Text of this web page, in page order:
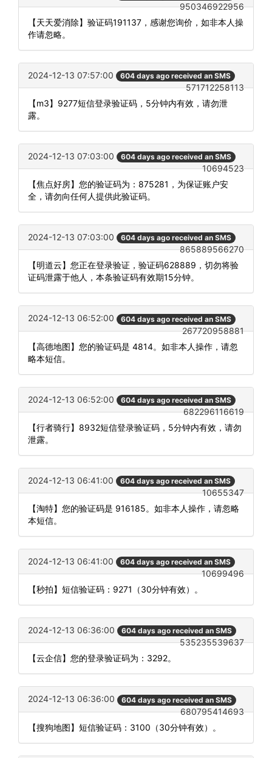
950346922956
【天天爱消除】验证码191137，感谢您询价，如非本人操
作请忽略。
2024-12-13 07:57:00 604 days ago received an SMS
571712258113
【m3】9277短信登录验证码，5分钟内有效，请勿泄
露。
2024-12-13 07:03:00 604 days ago received an SMS
10694523
【焦点好房】您的验证码为：875281，为保证账户安
全，请勿向任何人提供此验证码。
2024-12-13 07:03:00 604 days ago received an SMS
865889566270
【明道云】您正在登录验证，验证码628889，切勿将验
证码泄露于他人，本条验证码有效期15分钟。
2024-12-13 06:52:00 604 days ago received an SMS
267720958881
【高德地图】您的验证码是 4814。如非本人操作，请忽
略本短信。
2024-12-13 06:52:00 604 days ago received an SMS
682296116619
【行者骑行】8932短信登录验证码，5分钟内有效，请勿
泄露。
2024-12-13 06:41:00 604 days ago received an SMS
10655347
【淘特】您的验证码是 916185。如非本人操作，请忽略
本短信。
2024-12-13 06:41:00 604 days ago received an SMS
10699496
【秒拍】短信验证码：9271（30分钟有效）。
2024-12-13 06:36:00 604 days ago received an SMS
535235539637
【云企信】您的登录验证码为：3292。
2024-12-13 06:36:00 604 days ago received an SMS
680795414693
【搜狗地图】短信验证码：3100（30分钟有效）。